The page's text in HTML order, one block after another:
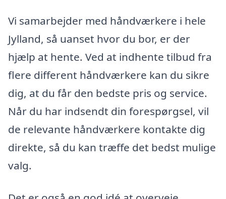
Vi samarbejder med håndværkere i hele
Jylland, så uanset hvor du bor, er der
hjælp at hente. Ved at indhente tilbud fra
flere different håndværkere kan du sikre
dig, at du får den bedste pris og service.
Når du har indsendt din forespørgsel, vil
de relevante håndværkere kontakte dig
direkte, så du kan træffe det bedst mulige
valg.